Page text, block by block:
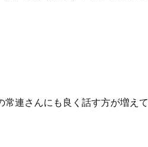
連さんにも良く話す方が増えて